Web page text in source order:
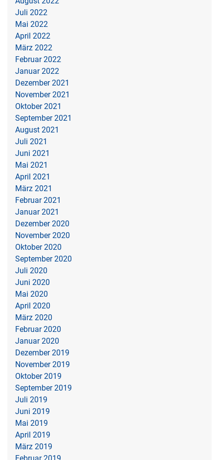
Juli 2022
Mai 2022
April 2022
März 2022
Februar 2022
Januar 2022
Dezember 2021
November 2021
Oktober 2021
September 2021
August 2021
Juli 2021
Juni 2021
Mai 2021
April 2021
März 2021
Februar 2021
Januar 2021
Dezember 2020
November 2020
Oktober 2020
September 2020
Juli 2020
Juni 2020
Mai 2020
April 2020
März 2020
Februar 2020
Januar 2020
Dezember 2019
November 2019
Oktober 2019
September 2019
Juli 2019
Juni 2019
Mai 2019
April 2019
März 2019